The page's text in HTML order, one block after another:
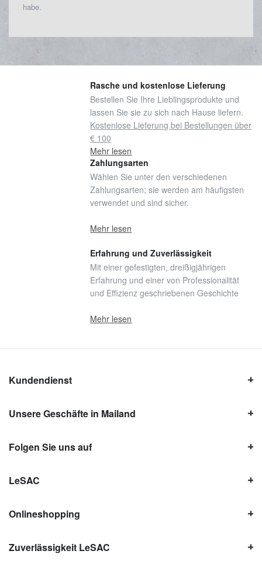
habe.
Rasche und kostenlose Lieferung
Bestellen Sie Ihre Lieblingsprodukte und
lassen Sie sie zu sich nach Hause liefern.
Kostenlose Lieferung bei Bestellungen über
€ 100
Mehr lesen
Zahlungsarten
Wählen Sie unter den verschiedenen
Zahlungsarten; sie werden am häufigsten
verwendet und sind sicher.
Mehr lesen
Erfahrung und Zuverlässigkeit
Mit einer gefestigten, dreißigjährigen
Erfahrung und einer von Professionalität
und Effizienz geschriebenen Geschichte
Mehr lesen
Kundendienst
Unsere Geschäfte in Mailand
Folgen Sie uns auf
LeSAC
Onlineshopping
Zuverlässigkeit LeSAC